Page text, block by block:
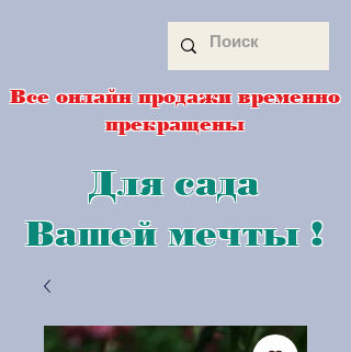
Все онлайн продажи временно
прекращены
Для сада
Вашей мечты !